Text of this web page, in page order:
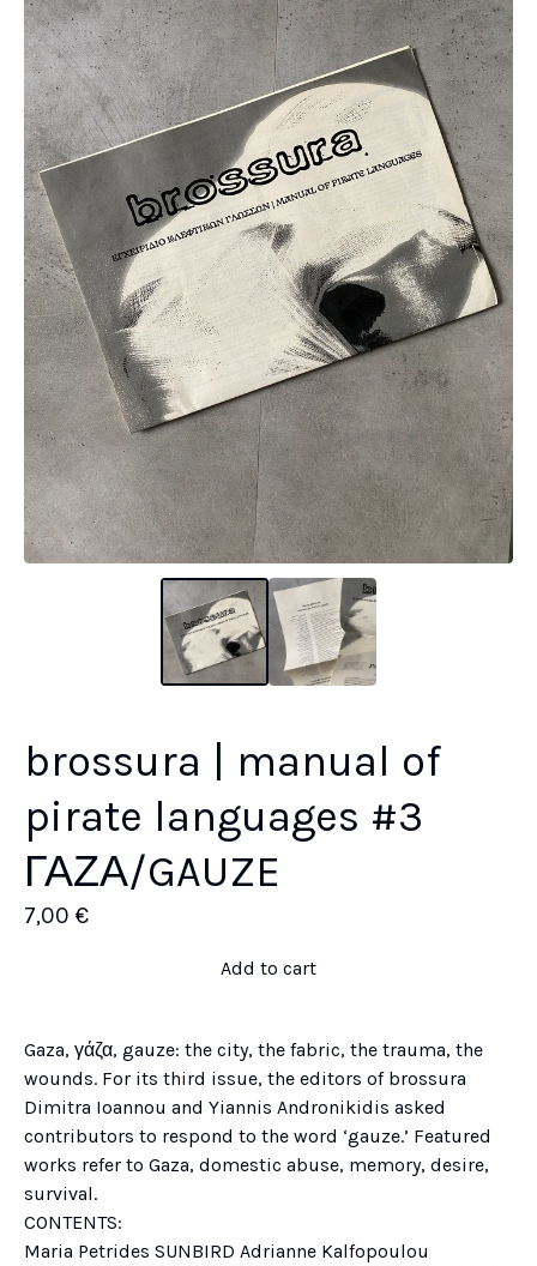
brossura | manual of
pirate languages #3
ΓΑΖΑ/GAUZE
7,00 €
Add to cart
Gaza, γάζα, gauze: the city, the fabric, the trauma, the
wounds. For its third issue, the editors of brossura
Dimitra Ioannou and Yiannis Andronikidis asked
contributors to respond to the word ‘gauze.’ Featured
works refer to Gaza, domestic abuse, memory, desire,
survival.
CONTENTS:
Maria Petrides SUNBIRD Adrianne Kalfopoulou